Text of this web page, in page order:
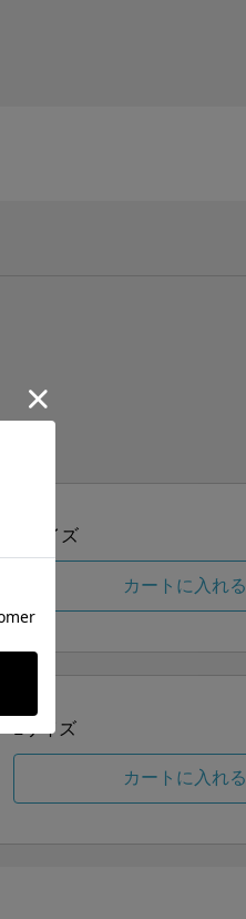
Sサイズ
カートに入れる
Lサイズ
カートに入れる